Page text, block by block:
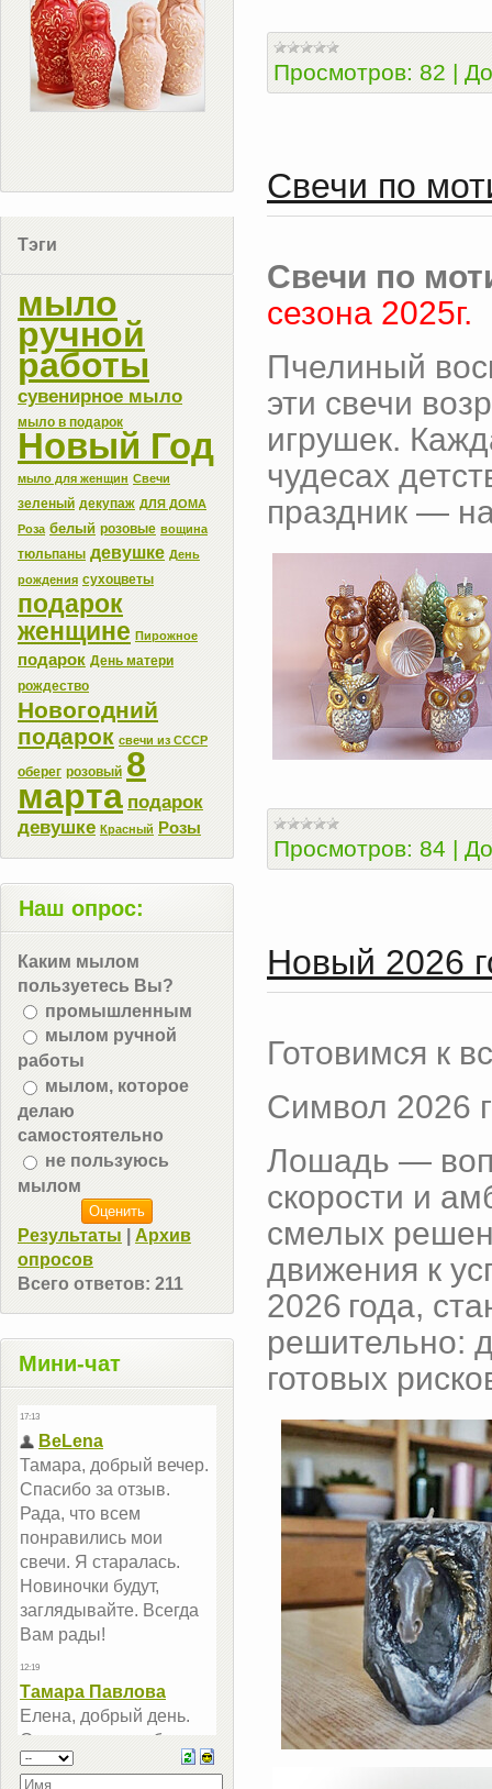
Просмотров: 82 |
Свечи по
Свечи по
сезона 2025г.
Пчелиный
эти свечи
игрушек.
чудесах
праздник —
Просмотров: 84 |
Новый 2026
Готовимся к
Символ 2026
Лошадь —
скорости и
смелых
движения к
2026 года,
решительно:
готовых
Тэги
мыло
ручной
работы
сувенирное мыло
мыло в подарок
Новый Год
мыло для женщин Свечи
зеленый декупаж ДЛЯ ДОМА
Роза белый розовые вощина
тюльпаны девушке День
рождения сухоцветы
подарок
женщине Пирожное
подарок День матери
рождество
Новогодний
подарок свечи из СССР
оберег розовый 8
марта подарок
девушке Красный Розы
Наш опрос:
Каким мылом
пользуетесь Вы?
промышленным
мылом ручной
работы
мылом, которое
делаю
самостоятельно
не пользуюсь
мылом
Результаты
Архив
опросов
Всего ответов: 211
Мини-чат